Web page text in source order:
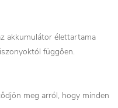
akkumulátor élettartama
függően.
meg arról, hogy minden